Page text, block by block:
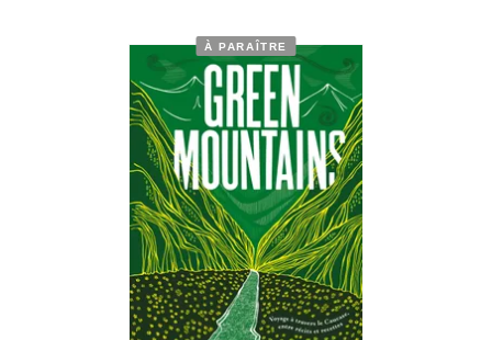
À PARAÎTRE